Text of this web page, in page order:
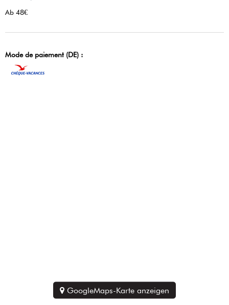
Ab 48€
Mode de paiement (DE) :
GoogleMaps-Karte anzeigen